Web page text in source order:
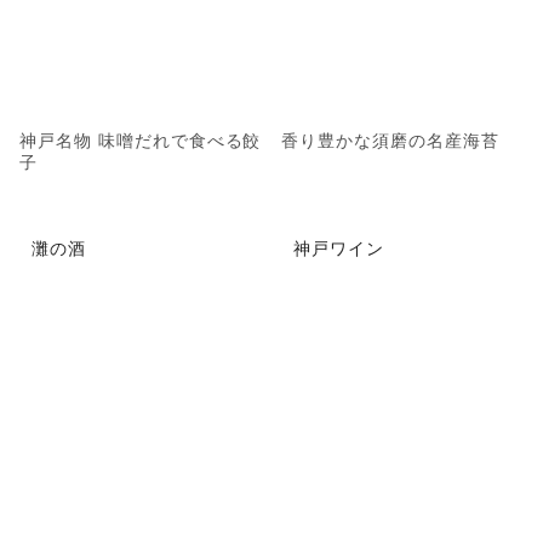
神戸名物 味噌だれで食べる餃
子
香り豊かな須磨の名産海苔
灘の酒 神戸ワイン